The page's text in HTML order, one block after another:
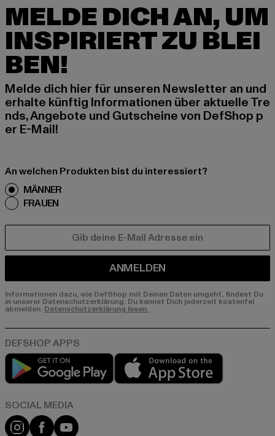
MELDE DICH AN, UM
INSPIRIERT ZU BLEI
BEN!
Melde dich hier für unseren Newsletter an und
erhalte künftig Informationen über aktuelle Tre
nds, Angebote und Gutscheine von DefShop p
er E-Mail!
An welchen Produkten bist du interessiert?
MÄNNER
FRAUEN
ANMELDEN
Informationen dazu, wie DefShop mit Deinen Daten umgeht, findest Du
in unserer Datenschutzerklärung. Du kannst Dich jederzeit kostenfei
abmelden. Datenschutzerklärung lesen.
Play market
Instagram
FacebookYouTube